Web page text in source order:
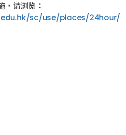
，请浏览：
sc/use/places/24hour/